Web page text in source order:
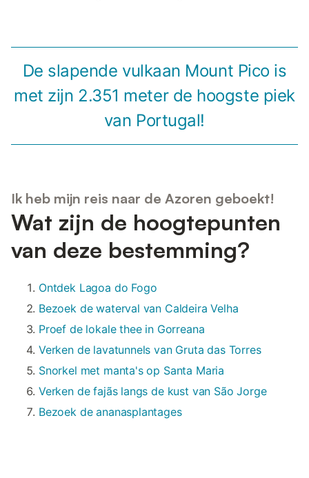
De slapende vulkaan Mount Pico is
met zijn 2.351 meter de hoogste piek
van Portugal!
Ik heb mijn reis naar de Azoren geboekt!
Wat zijn de hoogtepunten
van deze bestemming?
Ontdek Lagoa do Fogo
Bezoek de waterval van Caldeira Velha
Proef de lokale thee in Gorreana
Verken de lavatunnels van Gruta das Torres
Snorkel met manta's op Santa Maria
Verken de fajãs langs de kust van São Jorge
Bezoek de ananasplantages